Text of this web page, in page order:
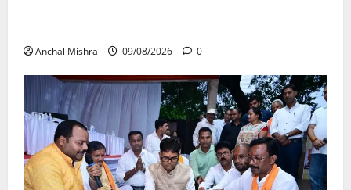
Anchal Mishra 09/08/2026 0